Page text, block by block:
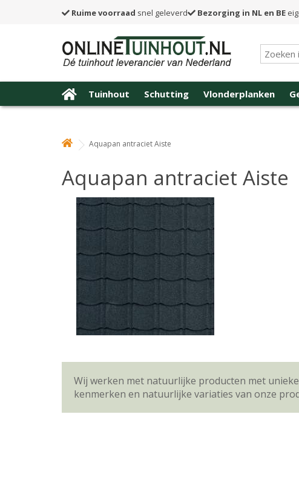
Ruime voorraad snel geleverd Bezorging in NL en BE
Tuinhout Schutting Vlonderplanken
Aquapan antraciet Aiste
Aquapan antraciet Aiste
Wij werken met natuurlijke producten met
kenmerken en natuurlijke variaties van onze